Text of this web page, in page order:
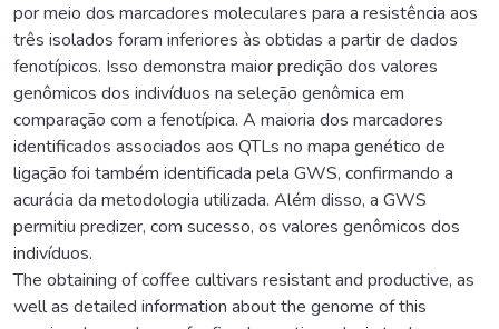
por meio dos marcadores moleculares para a resistência aos
três isolados foram inferiores às obtidas a partir de dados
fenotípicos. Isso demonstra maior predição dos valores
genômicos dos indivíduos na seleção genômica em
comparação com a fenotípica. A maioria dos marcadores
identificados associados aos QTLs no mapa genético de
ligação foi também identificada pela GWS, confirmando a
acurácia da metodologia utilizada. Além disso, a GWS
permitiu predizer, com sucesso, os valores genômicos dos
indivíduos.
The obtaining of coffee cultivars resistant and productive, as
well as detailed information about the genome of this